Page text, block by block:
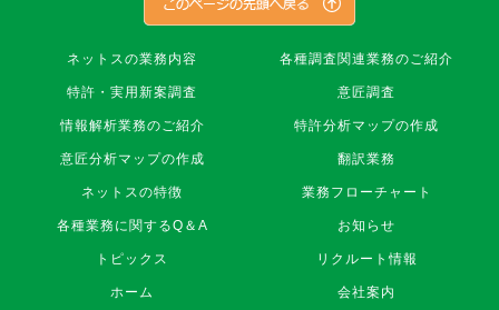
ネットスの業務内容 各種調査関連業務のご紹介
特許・実用新案調査 意匠調査
情報解析業務のご紹介 特許分析マップの作成
意匠分析マップの作成 翻訳業務
ネットスの特徴 業務フローチャート
各種業務に関するQ＆A お知らせ
トピックス リクルート情報
ホーム 会社案内